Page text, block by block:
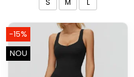
S M L
-15%
NOU